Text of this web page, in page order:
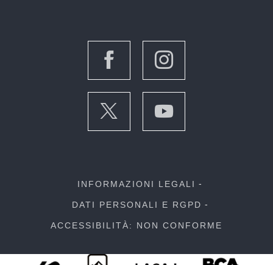
INFORMAZIONI LEGALI
DATI PERSONALI E RGPD
ACCESSIBILITÀ: NON CONFORME